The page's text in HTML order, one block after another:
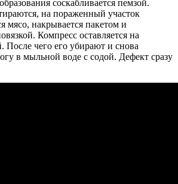
соскабливается пемзой.
на пораженный участок
мясо, накрывается пакетом и
Компресс оставляется на
После чего его убирают и снова
в мыльной воде с содой. Дефект сразу